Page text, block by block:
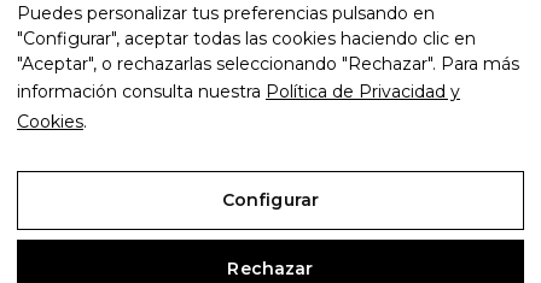
Diseño wayfinding
Trabajos con resina epoxi
Trabajos con pintura ecológica
Mantenimiento y rehabilitación de infraestructuras
Puedes personalizar tus preferencias pulsando en
"Configurar", aceptar todas las cookies haciendo clic en
"Aceptar", o rechazarlas seleccionando "Rechazar". Para más
información consulta nuestra Política de Privacidad y
Cookies.
Configurar
Rechazar
Aviso Legal